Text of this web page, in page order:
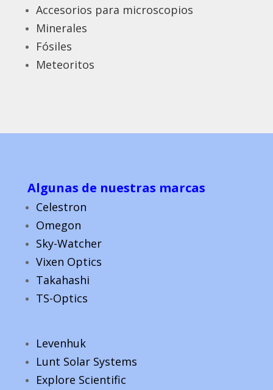
Accesorios para microscopios
Minerales
Fósiles
Meteoritos
Algunas de nuestras marcas
Celestron
Omegon
Sky-Watcher
Vixen Optics
Takahashi
TS-Optics
Levenhuk
Lunt Solar Systems
Explore Scientific